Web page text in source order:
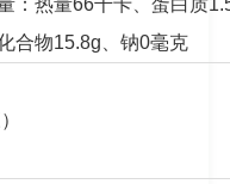
：热量66千卡、蛋白质
合物15.8g、钠0毫克